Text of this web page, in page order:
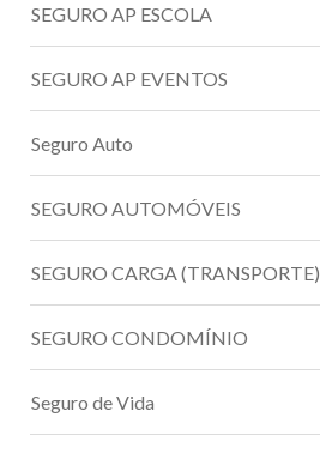
SEGURO AP ESCOLA
SEGURO AP EVENTOS
Seguro Auto
SEGURO AUTOMÓVEIS
SEGURO CARGA (TRANSPORTE)
SEGURO CONDOMÍNIO
Seguro de Vida